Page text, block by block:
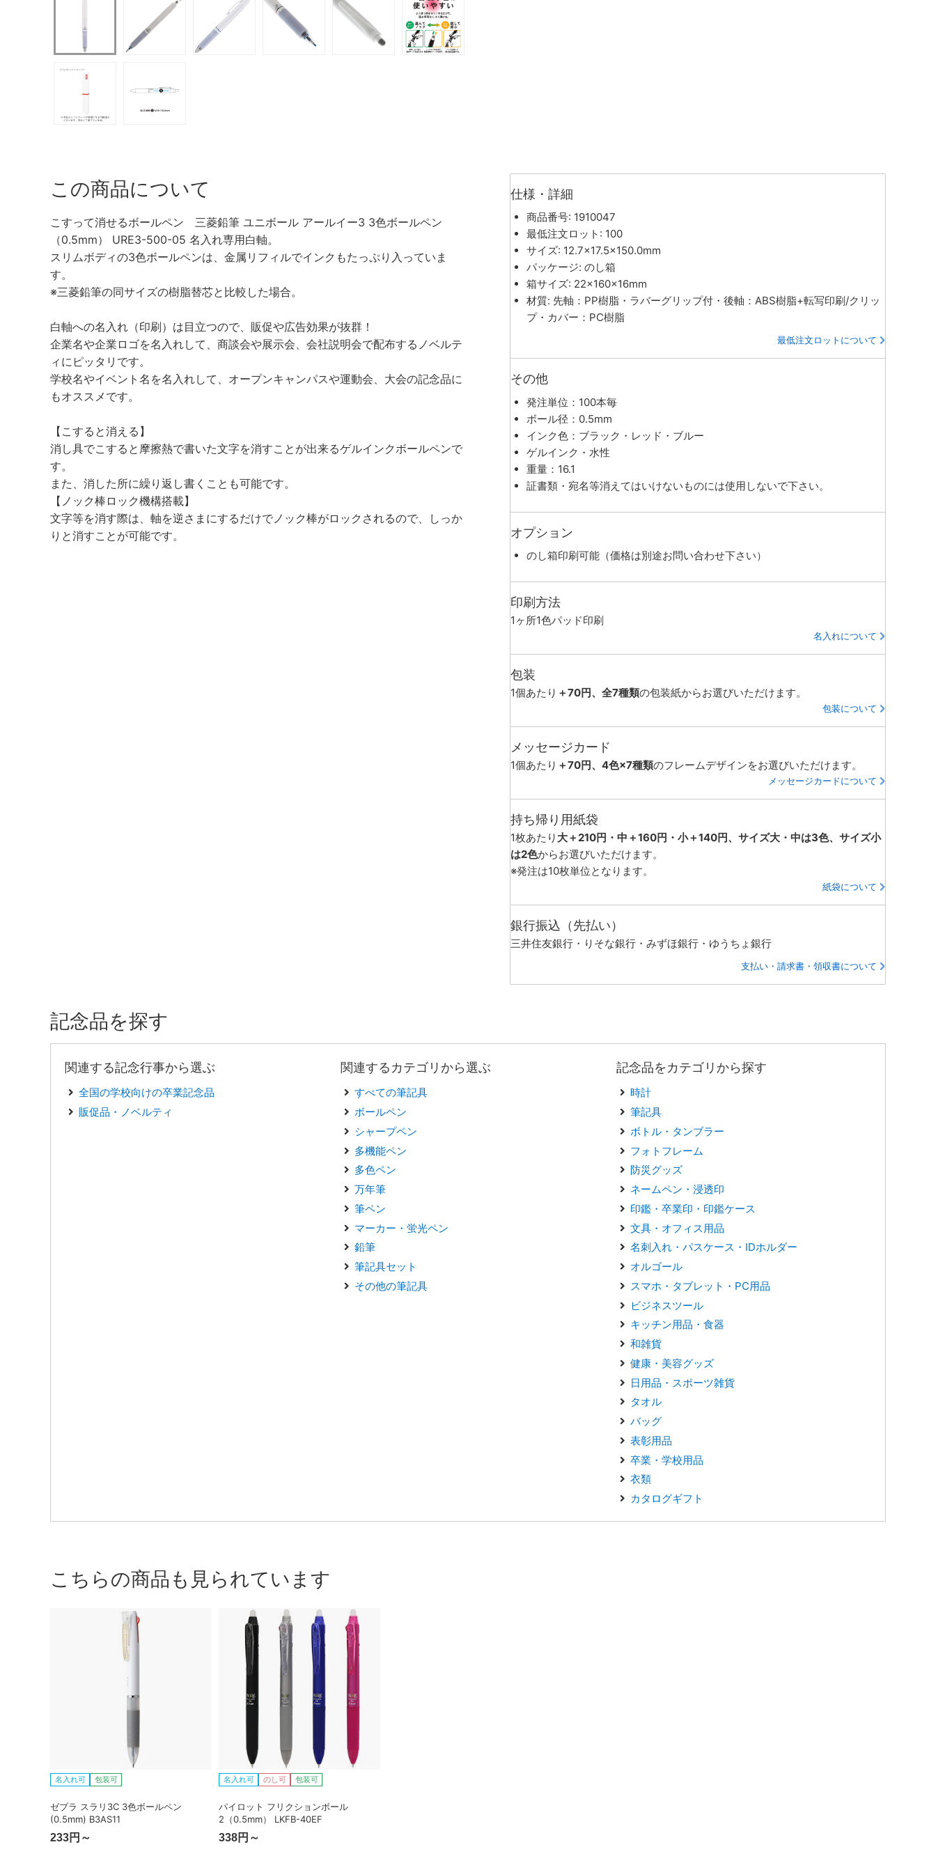
この商品について
こすって消せるボールペン 三菱鉛筆 ユニボール アールイー3 3色ボールペン
（0.5mm） URE3-500-05 名入れ専用白軸。
スリムボディの3色ボールペンは、金属リフィルでインクもたっぷり入っていま
す。
※三菱鉛筆の同サイズの樹脂替芯と比較した場合。
白軸への名入れ（印刷）は目立つので、販促や広告効果が抜群！
企業名や企業ロゴを名入れして、商談会や展示会、会社説明会で配布するノベルテ
ィにピッタリです。
学校名やイベント名を名入れして、オープンキャンパスや運動会、大会の記念品に
もオススメです。
【こすると消える】
消し具でこすると摩擦熱で書いた文字を消すことが出来るゲルインクボールペンで
す。
また、消した所に繰り返し書くことも可能です。
【ノック棒ロック機構搭載】
文字等を消す際は、軸を逆さまにするだけでノック棒がロックされるので、しっか
りと消すことが可能です。
仕様・詳細
商品番号: 1910047
最低注文ロット: 100
サイズ: 12.7×17.5×150.0mm
パッケージ: のし箱
箱サイズ: 22×160×16mm
材質: 先軸：PP樹脂・ラバーグリップ付・後軸：ABS樹脂+転写印刷/クリッ
プ・カバー：PC樹脂
最低注文ロットについて
その他
発注単位：100本毎
ボール径：0.5mm
インク色：ブラック・レッド・ブルー
ゲルインク・水性
重量：16.1
証書類・宛名等消えてはいけないものには使用しないで下さい。
オプション
のし箱印刷可能（価格は別途お問い合わせ下さい）
印刷方法
1ヶ所1色パッド印刷
名入れについて
包装
1個あたり ＋70円、全7種類の包装紙からお選びいただけます。
包装について
メッセージカード
1個あたり ＋70円、4色×7種類のフレームデザインをお選びいただけます。
メッセージカードについて
持ち帰り用紙袋
1枚あたり 大＋210円・中＋160円・小＋140円、サイズ大・中は3色、サイズ小
は2色からお選びいただけます。
※発注は10枚単位となります。
紙袋について
銀行振込（先払い）
三井住友銀行・りそな銀行・みずほ銀行・ゆうちょ銀行
支払い・請求書・領収書について
記念品を探す
関連する記念行事から選ぶ
全国の学校向けの卒業記念品
販促品・ノベルティ
関連するカテゴリから選ぶ
すべての筆記具
ボールペン
シャープペン
多機能ペン
多色ペン
万年筆
筆ペン
マーカー・蛍光ペン
鉛筆
筆記具セット
その他の筆記具
記念品をカテゴリから探す
時計
筆記具
ボトル・タンブラー
フォトフレーム
防災グッズ
ネームペン・浸透印
印鑑・卒業印・印鑑ケース
文具・オフィス用品
名刺入れ・パスケース・IDホルダー
オルゴール
スマホ・タブレット・PC用品
ビジネスツール
キッチン用品・食器
和雑貨
健康・美容グッズ
日用品・スポーツ雑貨
タオル
バッグ
表彰用品
卒業・学校用品
衣類
カタログギフト
こちらの商品も見られています
名入れ可 包装可
ゼブラ スラリ3C 3色ボールペン
(0.5mm) B3AS11
233円～
名入れ可 のし可 包装可
パイロット フリクションボール
2（0.5mm） LKFB-40EF
338円～